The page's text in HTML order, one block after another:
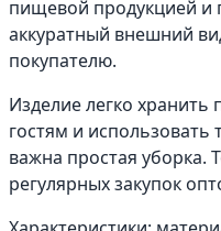
пищевой продукцией и
аккуратный внешний
покупателю.
Изделие легко
гостям и использовать
важна простая уборка.
регулярных закупок